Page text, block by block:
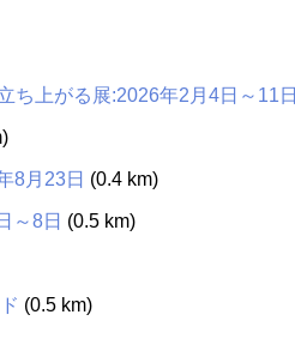
ち上がる展:2026年2月4日～11日
8月23日 (0.4 km)
～8日 (0.5 km)
(0.5 km)